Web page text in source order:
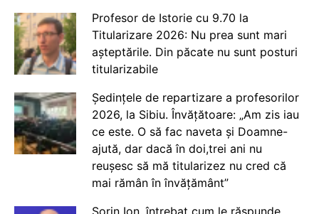
Profesor de Istorie cu 9.70 la
Titularizare 2026: Nu prea sunt mari
așteptările. Din păcate nu sunt posturi
titularizabile
Ședințele de repartizare a profesorilor
2026, la Sibiu. Învățătoare: „Am zis iau
ce este. O să fac naveta și Doamne-
ajută, dar dacă în doi,trei ani nu
reușesc să mă titularizez nu cred că
mai rămân în învățământ”
Sorin Ion, întrebat cum le răspunde